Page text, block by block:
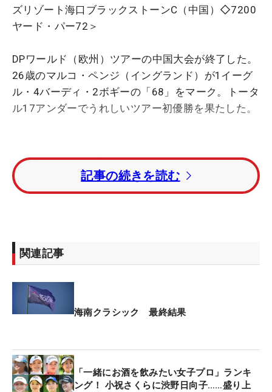
ズリゾート海口ブラックストーンC（中国）◇7200
ヤード・パー72＞
DPワールド（欧州）ツアーの中国大会が終了した。
26歳のマルコ・ペンジ（イングランド）が1イーグ
ル・4バーディ・2ボギーの「68」をマーク。トータ
ル17アンダーでうれしいツアー初優勝を果たした。
トータル14アンダー・2位タイにショーン・クロッ
カー（米国）とクリストファー・レイタン（ノルウ
ェー）。トータル13アンダー・4位にはラスムス・
中島啓太は「70」をマークし、トータル9アンダ
位タイで4日間を終えた。
記事の続きを読む
関連記事
海南クラシック 最終結果
「一緒にお酒を飲みたい女子プロ」ランキ
ング！ 小祝さくらに渋野日向子……盛り上